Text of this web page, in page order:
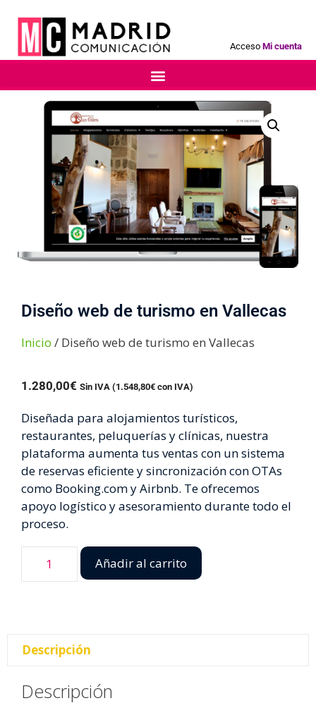
Acceso Mi cuenta
Diseño web de turismo en Vallecas
Inicio / Diseño web de turismo en Vallecas
1.280,00€ Sin IVA (1.548,80€ con IVA)
Diseñada para alojamientos turísticos,
restaurantes, peluquerías y clínicas, nuestra
plataforma aumenta tus ventas con un sistema
de reservas eficiente y sincronización con OTAs
como Booking.com y Airbnb. Te ofrecemos
apoyo logístico y asesoramiento durante todo el
proceso.
Añadir al carrito
Descripción
Descripción